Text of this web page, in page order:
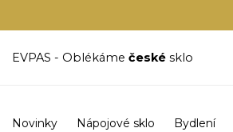
EVPAS - Oblékáme české sklo
Novinky Nápojové sklo Bydlení